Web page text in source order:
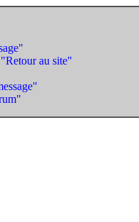
"Retour au site"